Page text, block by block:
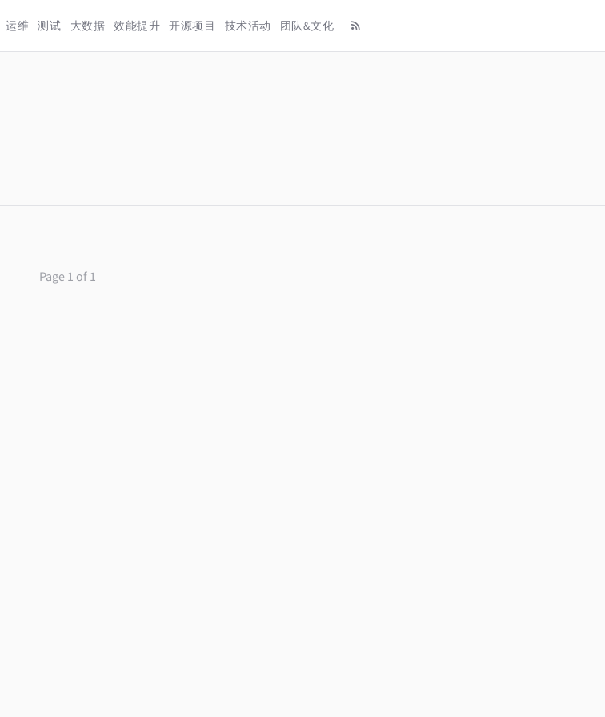
运维 测试 大数据 效能提升 开源项目 技术活动 团队&文化
Page 1 of 1